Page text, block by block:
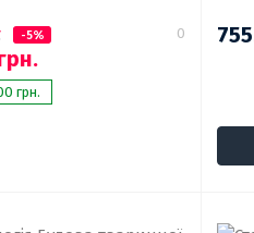
-5%
грн.
0